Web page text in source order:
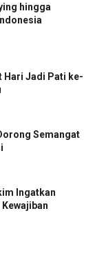
hingga
Hari Jadi Pati ke-
Semangat
Ingatkan